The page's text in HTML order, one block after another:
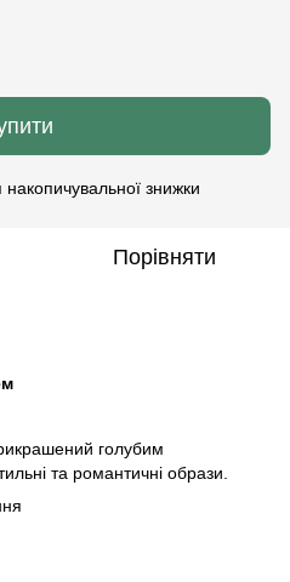
знижки
Порівняти
голубим
та романтичні образи.